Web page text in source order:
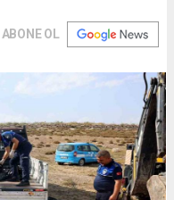
ABONE OL